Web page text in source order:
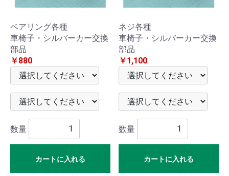
車
椅
子
シル
バー
カ
ー・
歩行
ベアリング各種
車椅子・シルバーカー交換
部品
￥880
数量
カートに入れる
ネジ各種
車椅子・シルバーカー交換
部品
￥1,100
数量
カートに入れる